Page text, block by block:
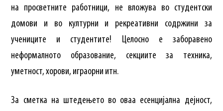
на просветните работници, не вложува во студентски
домови и во културни и рекреативни содржини за
учениците и студентите! Целосно е заборавено
неформалното образование, секциите за техника,
уметност, хорови, играорни итн.
За сметка на штедењето во оваа есенцијална дејност,